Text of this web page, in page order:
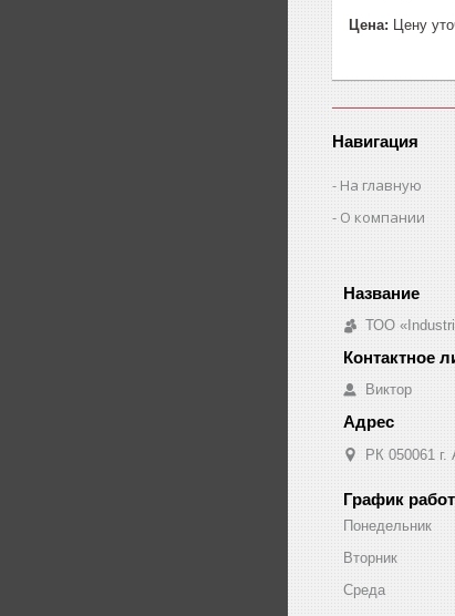
Цена: Цену
Навигация
На главную
О компании
ТОО
Виктор
РК 050061
График
Понедельник
Вторник
Среда